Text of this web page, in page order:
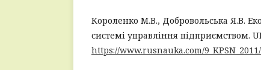
Короленко М.В., Добровольська Я.В.
системі управління підприємством.
https://www.rusnauka.com/